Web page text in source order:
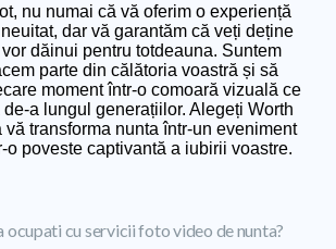
nu numai că vă oferim o experiență
dar vă garantăm că veți deține
dăinui pentru totdeauna. Suntem
parte din călătoria voastră și să
moment într-o comoară vizuală ce
a lungul generațiilor. Alegeți Worth
vă transforma nunta într-un eveniment
o poveste captivantă a iubirii voastre.
ocupati cu servicii foto video de nunta?